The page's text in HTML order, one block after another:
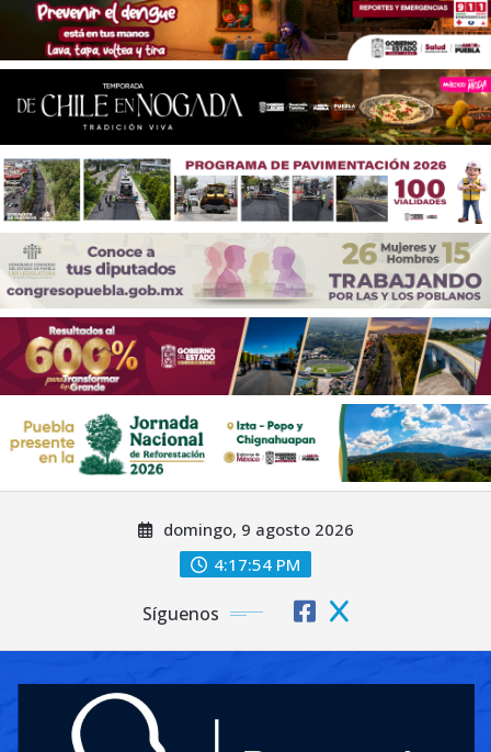
domingo, 9 agosto 2026
4:17:56 PM
Síguenos